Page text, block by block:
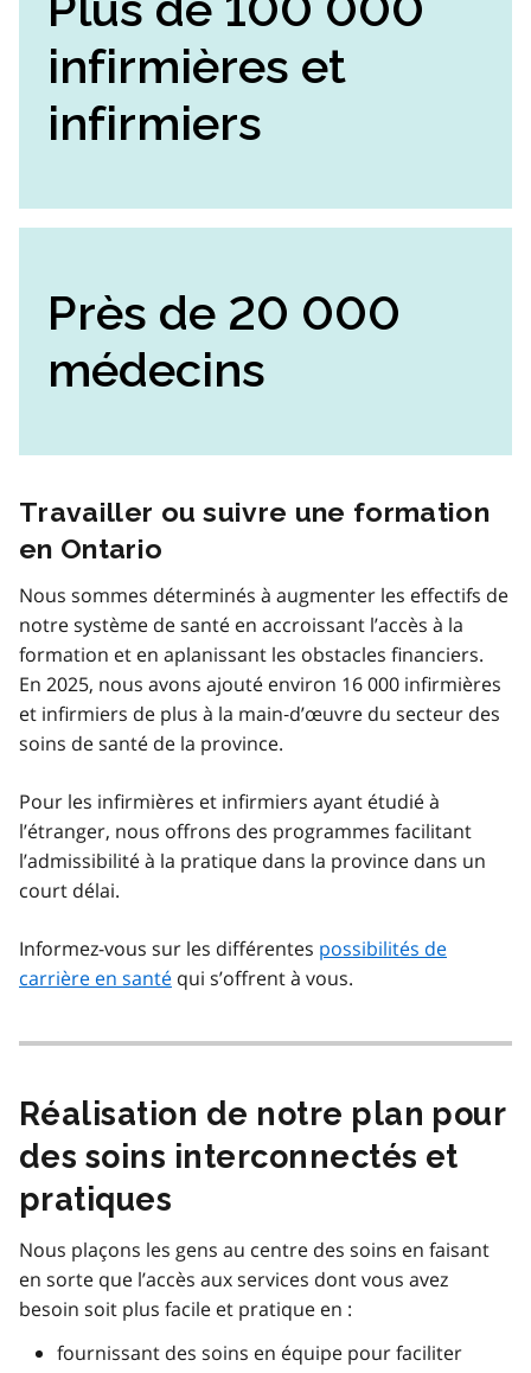
infirmières et
infirmiers
Près de 20 000
médecins
Travailler ou suivre une formation
en Ontario
Nous sommes déterminés à augmenter les effectifs de
notre système de santé en accroissant l’accès à la
formation et en aplanissant les obstacles financiers.
En 2025, nous avons ajouté environ 16 000 infirmières
et infirmiers de plus à la main‑d’œuvre du secteur des
soins de santé de la province.
Pour les infirmières et infirmiers ayant étudié à
l’étranger, nous offrons des programmes facilitant
l’admissibilité à la pratique dans la province dans un
court délai.
Informez-vous sur les différentes possibilités de
carrière en santé qui s’offrent à vous.
Réalisation de notre plan pour
des soins interconnectés et
pratiques
Nous plaçons les gens au centre des soins en faisant
en sorte que l’accès aux services dont vous avez
besoin soit plus facile et pratique en :
fournissant des soins en équipe pour faciliter